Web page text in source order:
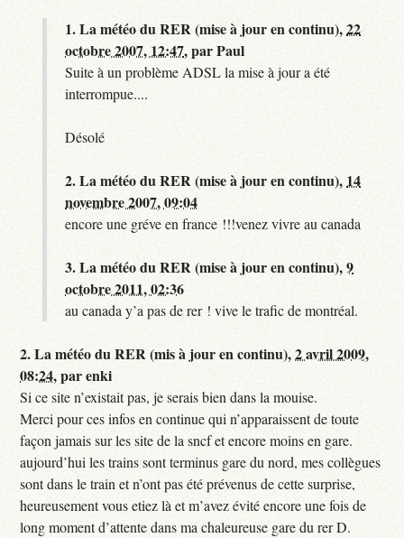
1.La météo du RER (mise à jour en continu),22
octobre 2007, 12:47,parPaul
Suite à un problème ADSL la mise à jour a été
interrompue....
Désolé
2.La météo du RER (mise à jour en continu), 14
novembre 2007, 09:04
encore une gréve en france !!!venez vivre au canada
3.La météo du RER (mise à jour en continu),9
octobre 2011, 02:36
au canada y’a pas de rer ! vive le trafic de montréal.
2.La météo du RER (mis à jour en continu),2 avril 2009,
08:24,parenki
Si ce site n’existait pas, je serais bien dans la mouise.
Merci pour ces infos en continue qui n’apparaissent de toute
façon jamais sur les site de la sncf et encore moins en gare.
aujourd’hui les trains sont terminus gare du nord, mes collègues
sont dans le train et n’ont pas été prévenus de cette surprise,
heureusement vous etiez là et m’avez évité encore une fois de
long moment d’attente dans ma chaleureuse gare du rer D.